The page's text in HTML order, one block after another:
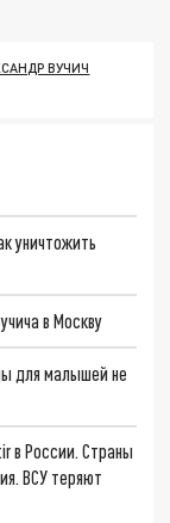
ВУЧИЧ
уничтожить
в Москву
для малышей не
в России. Страны
ВСУ теряют